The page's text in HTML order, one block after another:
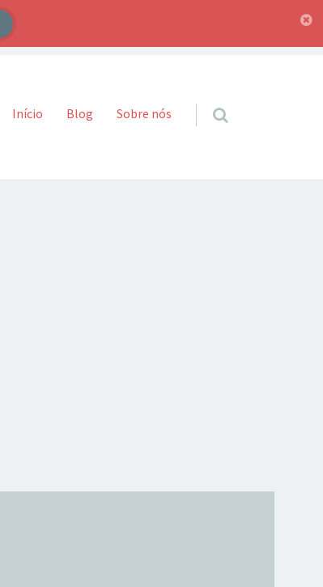
Pular para o conteúdo
Início Blog Sobre nós